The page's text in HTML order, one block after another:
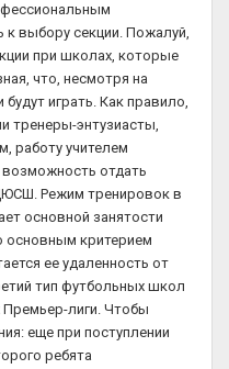
выбору секции. Пожалуй,
при школах, которые
что, несмотря на
играть. Как правило,
тренеры-энтузиасты,
работу учителем
возможность отдать
Режим тренировок в
основной занятости
основным критерием
ее удаленность от
тип футбольных школ
Премьер-лиги. Чтобы
еще при поступлении
ребята